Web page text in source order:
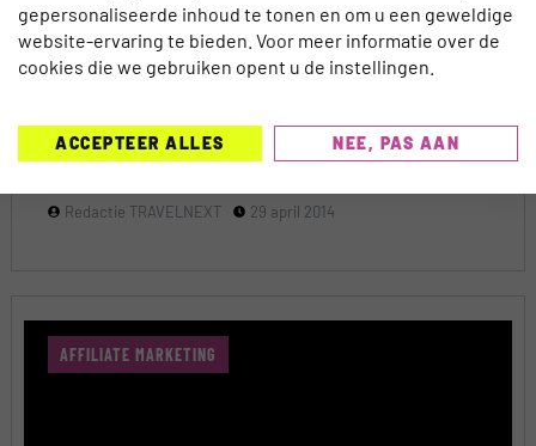
TESSATRAVEL.NL: EEN ZELFSTANDIG MERK VAN
Redactie TRAVELNEXT 29 april 2014
AFFILIATE MARKETING
gepersonaliseerde inhoud te tonen en om u een geweldige
website-ervaring te bieden. Voor meer informatie over de
cookies die we gebruiken opent u de instellingen.
ACCEPTEER ALLES NEE, PAS AAN